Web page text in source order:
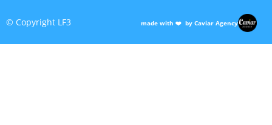
© Copyright LF3 made with ❤️ by Caviar Agency